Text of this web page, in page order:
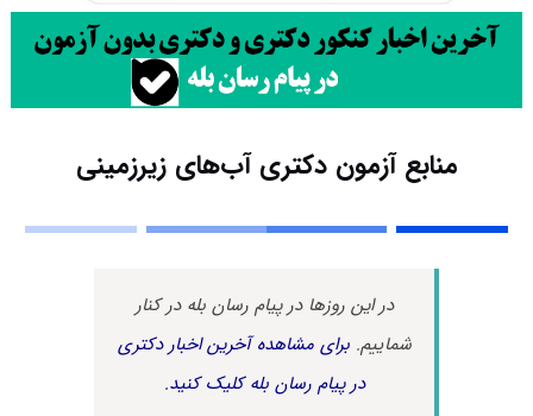
منابع آزمون دکتری آب‌های زیرزمینی
در این روزها در پیام رسان بله در کنار
شماییم.برای مشاهده آخرین اخبار دکتری
در پیام رسان بله کلیک کنید.